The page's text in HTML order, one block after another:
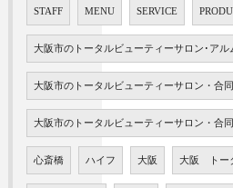
STAFF MENU SERVICE
大阪市のトータルビューティーサロン･アル
大阪市のトータルビューティーサロン・合
大阪市のトータルビューティーサロン・合
心斎橋 ハイフ 大阪 大阪 トー